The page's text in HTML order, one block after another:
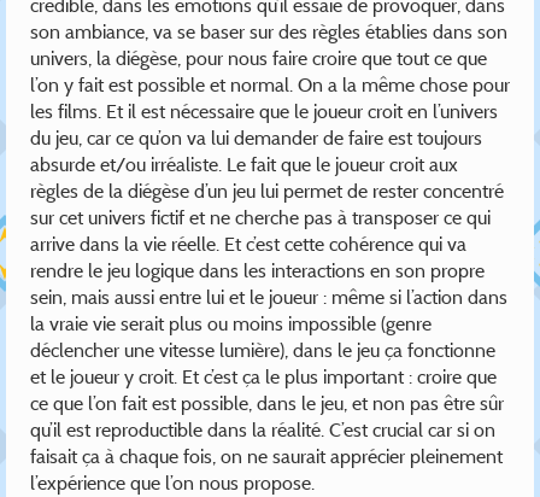
crédible, dans les émotions qu’il essaie de provoquer, dans
son ambiance, va se baser sur des règles établies dans son
univers, la diégèse, pour nous faire croire que tout ce que
l’on y fait est possible et normal. On a la même chose pour
les films. Et il est nécessaire que le joueur croit en l’univers
du jeu, car ce qu’on va lui demander de faire est toujours
absurde et/ou irréaliste. Le fait que le joueur croit aux
règles de la diégèse d’un jeu lui permet de rester concentré
sur cet univers fictif et ne cherche pas à transposer ce qui
arrive dans la vie réelle. Et c’est cette cohérence qui va
rendre le jeu logique dans les interactions en son propre
sein, mais aussi entre lui et le joueur : même si l’action dans
la vraie vie serait plus ou moins impossible (genre
déclencher une vitesse lumière), dans le jeu ça fonctionne
et le joueur y croit. Et c’est ça le plus important : croire que
ce que l’on fait est possible, dans le jeu, et non pas être sûr
qu’il est reproductible dans la réalité. C’est crucial car si on
faisait ça à chaque fois, on ne saurait apprécier pleinement
l’expérience que l’on nous propose.